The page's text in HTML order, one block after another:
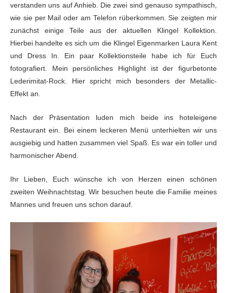
verstanden uns aufAnhieb. Die zwei sind genauso sympathisch,
wie sie per Mail oder am Telefon rüberkommen. Sie zeigten mir
zunächst einige Teile aus der aktuellen Klingel Kollektion.
Hierbei handelte es sich um die Klingel Eigenmarken Laura Kent
und Dress In. Ein paar Kollektionsteile habe ich für Euch
fotografiert. Mein persönliches Highlight ist der figurbetonte
Lederimitat-Rock. Hier spricht mich besonders der Metallic-
Effekt an.
Nach der Präsentation luden mich beide ins hoteleigene
Restaurant ein. Bei einem leckeren Menü unterhielten wir uns
ausgiebig und hatten zusammen viel Spaß. Es war ein toller und
harmonischer Abend.
Ihr Lieben, Euch wünsche ich von Herzen einen schönen
zweiten Weihnachtstag. Wir besuchen heute die Familie meines
Mannes und freuen uns schon darauf.